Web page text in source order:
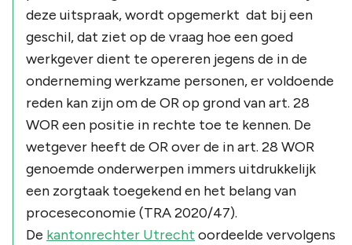
deze uitspraak, wordt opgemerkt dat bij een
geschil, dat ziet op de vraag hoe een goed
werkgever dient te opereren jegens de in de
onderneming werkzame personen, er voldoende
reden kan zijn om de OR op grond van art. 28
WOR een positie in rechte toe te kennen. De
wetgever heeft de OR over de in art. 28 WOR
genoemde onderwerpen immers uitdrukkelijk
een zorgtaak toegekend en het belang van
proceseconomie (TRA 2020/47).
De kantonrechter Utrecht oordeelde vervolgens